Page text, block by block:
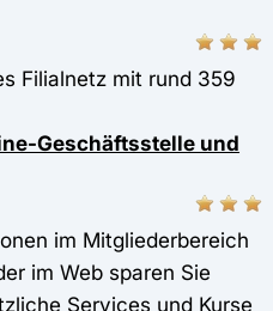
Filialnetz mit rund 359
Geschäftsstelle und
im Mitgliederbereich
im Web sparen Sie
Services und Kurse